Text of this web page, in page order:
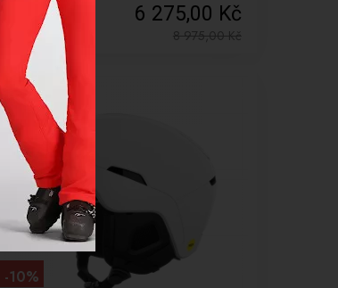
6 275,00 Kč
8 975,00Kč
NOVÉ
LETNÍ VÝPRODEJ
-10%